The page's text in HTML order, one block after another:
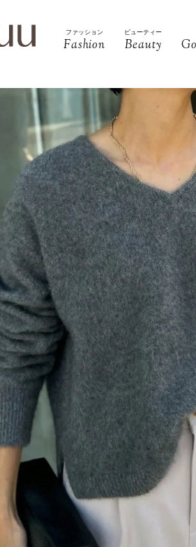
ファッション
Fashion
ビューティー
Beauty